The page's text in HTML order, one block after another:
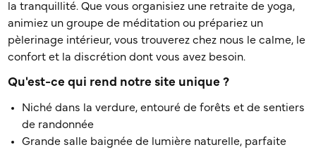
la tranquillité. Que vous organisiez une retraite de yoga,
animiez un groupe de méditation ou prépariez un
pèlerinage intérieur, vous trouverez chez nous le calme, le
confort et la discrétion dont vous avez besoin.
Qu'est-ce qui rend notre site unique ?
Niché dans la verdure, entouré de forêts et de sentiers
de randonnée
Grande salle baignée de lumière naturelle, parfaite